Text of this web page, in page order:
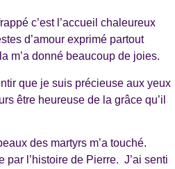
c’est l’accueil chaleureux
d’amour exprimé partout
m’a donné beaucoup de joies.
que je suis précieuse aux yeux
être heureuse de la grâce qu’il
des martyrs m’a touché.
par l’histoire de Pierre. J’ai senti